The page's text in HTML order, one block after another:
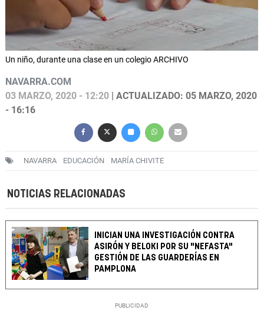
Un niño, durante una clase en un colegio ARCHIVO
NAVARRA.COM
03 MARZO, 2020 - 12:20 | ACTUALIZADO: 05 MARZO, 2020
- 16:16
NAVARRA EDUCACIÓN MARÍA CHIVITE
NOTICIAS RELACIONADAS
INICIAN UNA INVESTIGACIÓN CONTRA
ASIRÓN Y BELOKI POR SU "NEFASTA"
GESTIÓN DE LAS GUARDERÍAS EN
PAMPLONA